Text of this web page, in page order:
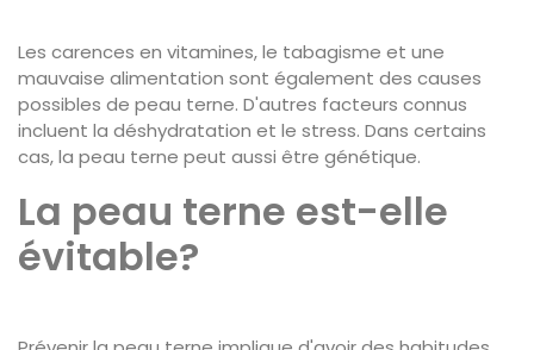
Les carences en vitamines, le tabagisme et une
mauvaise alimentation sont également des causes
possibles de peau terne. D'autres facteurs connus
incluent la déshydratation et le stress. Dans certains
cas, la peau terne peut aussi être génétique.
La peau terne est-elle
évitable?